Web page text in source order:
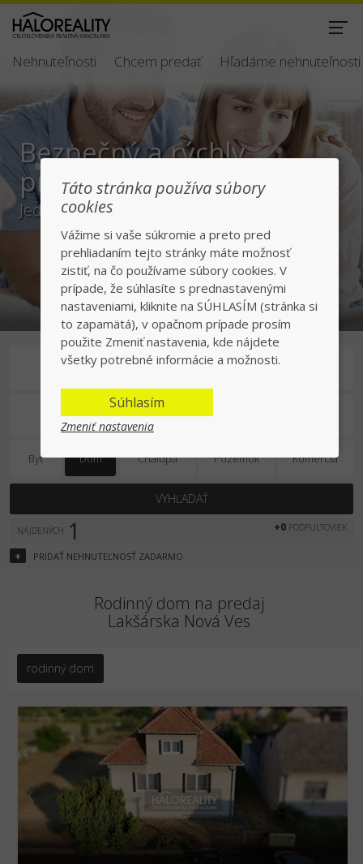
Nehnuteľnosti Chcem predať Hľadáme nehnuteľnosti
Bezpečný a rýchly
predaj/kúpa
Jednotka v realitách na slovenskom trhu
Na predaj
Byt Dom Chalupa Pozemok Komercia
VYHĽADAŤ
NÁJDENÝCH 1 +0 PODPULTOVIEK
+ PRIDAŤ NEHNUTEĽNOSŤ ZADARMO
Rodinný dom na predaj
Lakšárska Nová Ves
rodinný dom
❮
Táto stránka používa súbory
cookies
Vážime si vaše súkromie a preto pred
prehliadaním tejto stránky máte možnosť
zistiť, na čo používame súbory cookies. V
prípade, že súhlasíte s prednastavenými
nastaveniami, kliknite na SÚHLASÍM (stránka si
to zapamätá), v opačnom prípade prosím
použite Zmeniť nastavenia, kde nájdete
všetky potrebné informácie a možnosti.
Súhlasím
Zmeniť nastavenia